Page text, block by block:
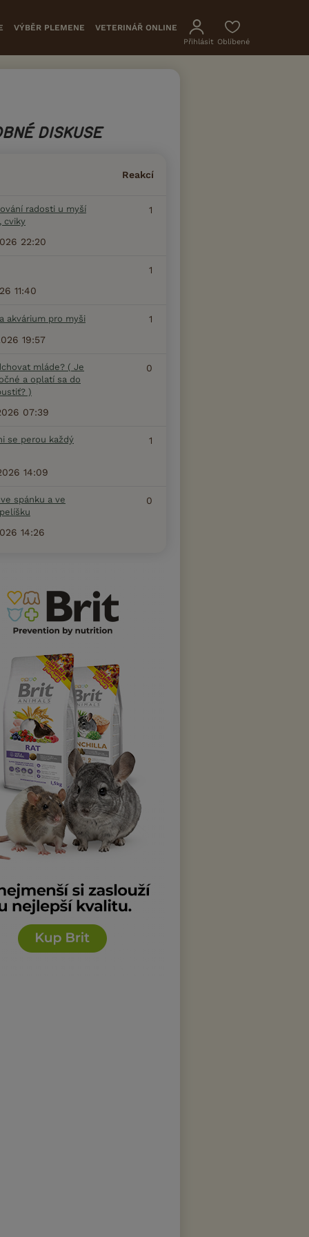
VÝBĚR PLEMENE VETERINÁŘ ONLINE
Přihlásit Oblíbené
DISKUSE
Reakcí
radosti u myší
cviky
1
22:20
1
11:40
akvárium pro myši
1
19:57
mláde? ( Je
a oplatí sa do
)
0
07:39
se perou každý 1
14:09
spánku a ve
0
14:26